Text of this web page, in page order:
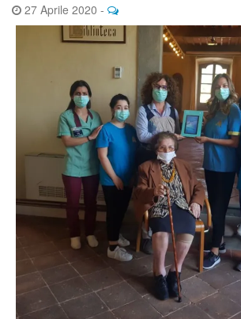
27 Aprile 2020 -